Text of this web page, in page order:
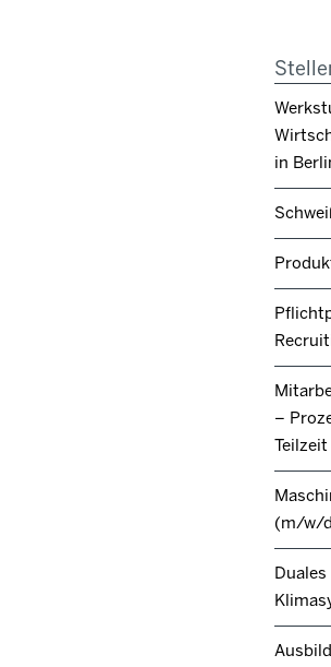
in
–
Teilzeit
(m/w/